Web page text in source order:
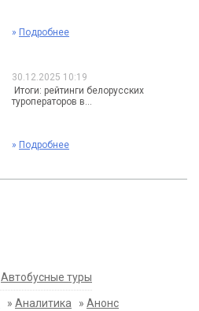
» Подробнее
30.12.2025 10:19
Итоги: рейтинги белорусских
туроператоров в...
» Подробнее
Автобусные туры
» Аналитика » Анонс